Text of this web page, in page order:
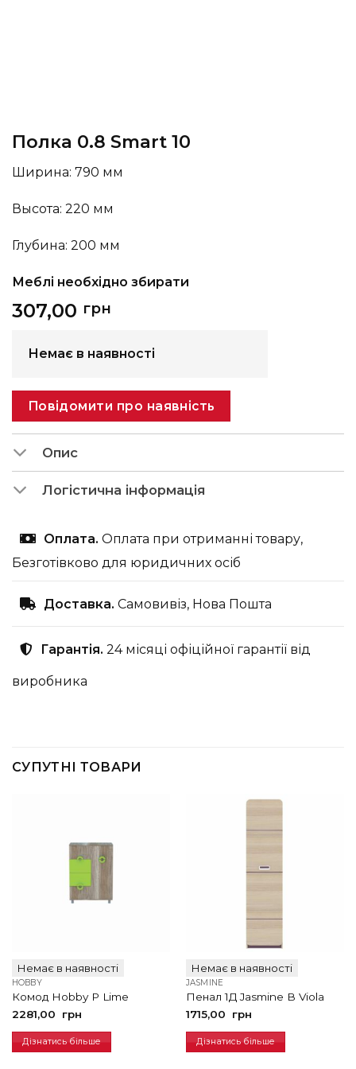
Полка 0.8 Smart 10
Ширина: 790 мм
Высота: 220 мм
Глубина: 200 мм
Меблі необхідно збирати
307,00 грн
Немає в наявності
Повідомити про наявність
Опис
Логістична інформація
Оплата. Оплата при отриманні товару,
Безготівково для юридичних осіб
Доставка. Самовивіз, Нова Пошта
Гарантія. 24 місяці офіційної гарантії від
виробника
СУПУТНІ ТОВАРИ
Немає в наявності
HOBBY
Комод Hobby P Lime
2281,00
грн
Дізнатись більше
Немає в наявності
JASMINE
Пенал 1Д Jasmine В Viola
1715,00
грн
Дізнатись більше